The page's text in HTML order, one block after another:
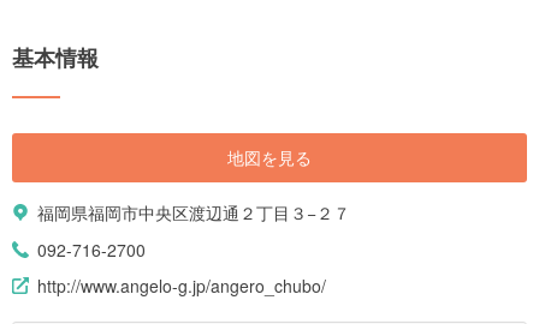
基本情報
地図を見る
福岡県福岡市中央区渡辺通２丁目３−２７
092-716-2700
http://www.angelo-g.jp/angero_chubo/